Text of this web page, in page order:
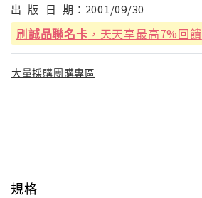
出 版 日 期： 2001/09/30
刷誠品聯名卡 ，天天享最高7%回饋
大量採購團購專區
規格